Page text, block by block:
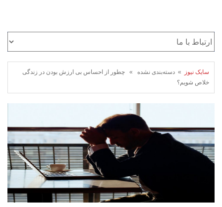
سایک نیوز
» دسته‌بندی نشده » چطور از احساس بی ارزش بودن در زندگی
خلاص شویم؟